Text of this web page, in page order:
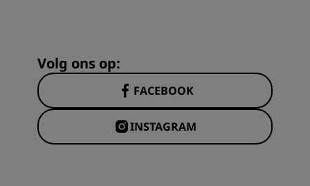
Volg ons op:
FACEBOOK
INSTAGRAM